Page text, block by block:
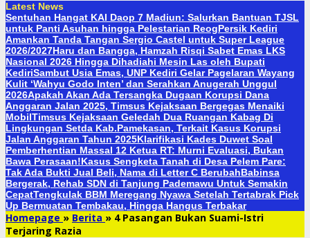
Latest News
Sentuhan Hangat KAI Daop 7 Madiun: Salurkan Bantuan TJSL
untuk Panti Asuhan hingga Pelestarian ReogPersik Kediri
Amankan Tanda Tangan Sergio Castel untuk Super League
2026/2027Haru dan Bangga, Hamzah Risqi Sabet Emas LKS
Nasional 2026 Hingga Dihadiahi Mesin Las oleh Bupati
KediriSambut Usia Emas, UNP Kediri Gelar Pagelaran Wayang
Kulit ‘Wahyu Godo Inten’ dan Serahkan Anugerah Unggul
2026Apakah Akan Ada Tersangka Dugaan Korupsi Dana
Anggaran Jalan 2025, Timsus Kejaksaan Bergegas Menaiki
MobilTimsus Kejaksaan Geledah Dua Ruangan Kabag Di
Lingkungan Setda Kab.Pamekasan, Terkait Kasus Korupsi
Jalan Anggaran Tahun 2025Klarifikasi Kades Duwet Soal
Pemberhentian Massal 12 Ketua RT: Murni Evaluasi, Bukan
Bawa Perasaan!Kasus Sengketa Tanah di Desa Pelem Pare:
Tak Ada Bukti Jual Beli, Nama di Letter C BerubahBabinsa
Bergerak, Rehab SDN di Tanjung Pademawu Untuk Semakin
CepatTengkulak BBM Meregang Nyawa Setelah Tertabrak Pick
Up Bermuatan Tembakau, Hingga Hangus Terbakar
Homepage » Berita » 4 Pasangan Bukan Suami-Istri
Terjaring Razia